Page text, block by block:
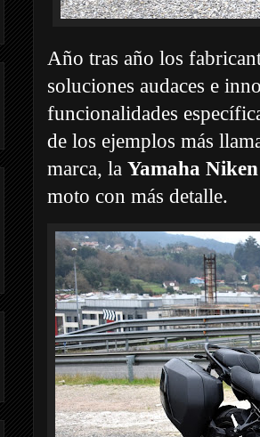
Año tras año los
soluciones audaces e
funcionalidades
de los ejemplos más
marca, la Yamaha
moto con más detalle.